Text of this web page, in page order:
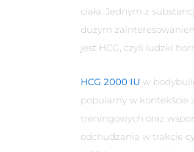
ciała. Jednym z
dużym
jest HCG, czyli ludzki
HCG 2000 IU w
popularny w kontekście
treningowych oraz
odchudzania w trakcie